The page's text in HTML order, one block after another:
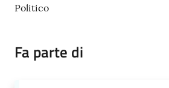
Politico
Fa parte di